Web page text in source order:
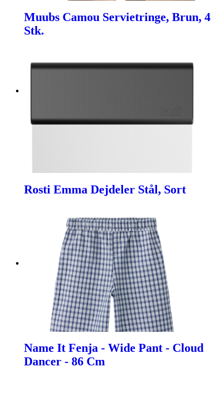
Muubs Camou Servietringe, Brun, 4
Stk.
Rosti Emma Dejdeler Stål, Sort
Name It Fenja - Wide Pant - Cloud
Dancer - 86 Cm